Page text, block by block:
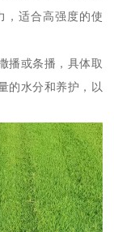
，适合高强度的使
播或条播，具体取
的水分和养护，以